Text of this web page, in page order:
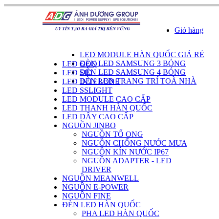
Giỏ hàng
LED MODULE HÀN QUỐC GIÁ RẺ
ĐÈN LED SAMSUNG 3 BÓNG
ĐÈN LED SAMSUNG 4 BÓNG
ĐÈN LED TRANG TRÍ TOÀ NHÀ
LED GOQ
LED SID
LED INTERONE
LED SSLIGHT
LED MODULE CAO CẤP
LED THANH HÀN QUỐC
LED DÂY CAO CẤP
NGUỒN JINBO
NGUỒN TỔ ONG
NGUỒN CHỐNG NƯỚC MƯA
NGUỒN KÍN NƯỚC IP67
NGUỒN ADAPTER - LED
DRIVER
NGUỒN MEANWELL
NGUỒN E-POWER
NGUỒN FINE
ĐÈN LED HÀN QUỐC
PHA LED HÀN QUỐC